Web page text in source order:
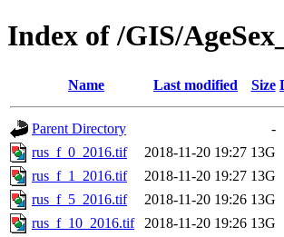
Index of /GIS/
Name Last modified Size
Parent Directory
-
rus_f_0_2016.tif
2018-11-20 19:27 13G
rus_f_1_2016.tif
2018-11-20 19:27 13G
rus_f_5_2016.tif
2018-11-20 19:26 13G
rus_f_10_2016.tif
2018-11-20 19:26 13G